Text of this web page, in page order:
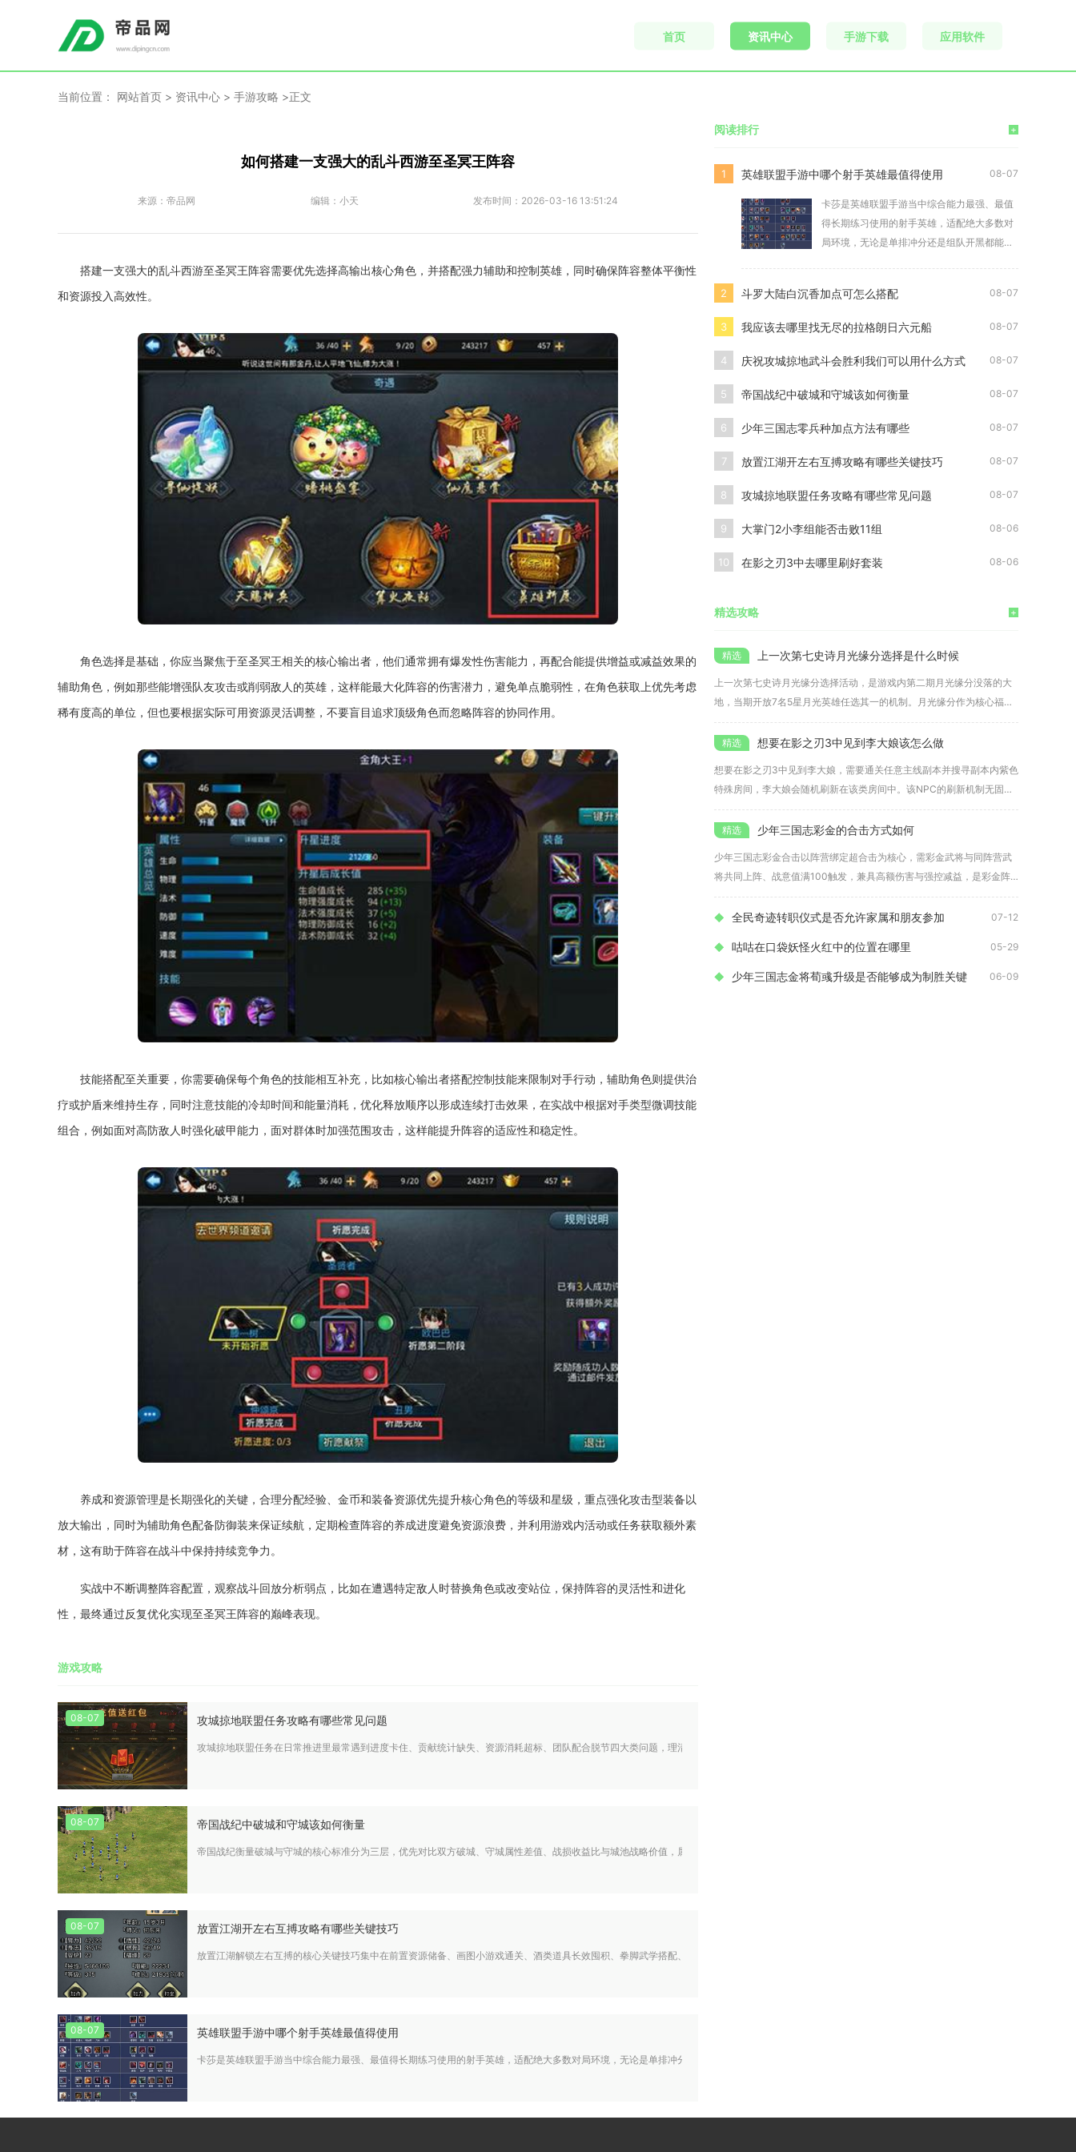
首页 资讯中心 手游下载 应用软件
当前位置： 网站首页 > 资讯中心 > 手游攻略 >正文
如何搭建一支强大的乱斗西游至圣冥王阵容
来源： 帝品网 编辑： 小天 发布时间： 2026-03-16 13:51:24
搭建一支强大的乱斗西游至圣冥王阵容需要优先选择高输出核心角色，并搭配强力辅助和控制英雄，同时确保阵容整体平衡性
和资源投入高效性。
角色选择是基础，你应当聚焦于至圣冥王相关的核心输出者，他们通常拥有爆发性伤害能力，再配合能提供增益或减益效果的
辅助角色，例如那些能增强队友攻击或削弱敌人的英雄，这样能最大化阵容的伤害潜力，避免单点脆弱性，在角色获取上优先考虑
稀有度高的单位，但也要根据实际可用资源灵活调整，不要盲目追求顶级角色而忽略阵容的协同作用。
技能搭配至关重要，你需要确保每个角色的技能相互补充，比如核心输出者搭配控制技能来限制对手行动，辅助角色则提供治
疗或护盾来维持生存，同时注意技能的冷却时间和能量消耗，优化释放顺序以形成连续打击效果，在实战中根据对手类型微调技能
组合，例如面对高防敌人时强化破甲能力，面对群体时加强范围攻击，这样能提升阵容的适应性和稳定性。
养成和资源管理是长期强化的关键，合理分配经验、金币和装备资源优先提升核心角色的等级和星级，重点强化攻击型装备以
放大输出，同时为辅助角色配备防御装来保证续航，定期检查阵容的养成进度避免资源浪费，并利用游戏内活动或任务获取额外素
材，这有助于阵容在战斗中保持持续竞争力。
实战中不断调整阵容配置，观察战斗回放分析弱点，比如在遭遇特定敌人时替换角色或改变站位，保持阵容的灵活性和进化
性，最终通过反复优化实现至圣冥王阵容的巅峰表现。
游戏攻略
08-07 攻城掠地联盟任务攻略有哪些常见问题
攻城掠地联盟任务在日常推进里最常遇到进度卡住、贡献统计缺失、资源消耗超标、团队配合脱节四大类问题，理清各类问题的成因和对应处理方式，就能稳定拿满每日、每周联盟奖励，同时高效积攒联盟
08-07 帝国战纪中破城和守城该如何衡量
帝国战纪衡量破城与守城的核心标准分为三层，优先对比双方破城、守城属性差值、战损收益比与城池战略价值，属性差值决定基础兵力损耗，收益比判断行动是否划算，城池战略定位最终决定主攻或主守
08-07 放置江湖开左右互搏攻略有哪些关键技巧
放置江湖解锁左右互搏的核心关键技巧集中在前置资源储备、画图小游戏通关、酒类道具长效囤积、拳脚武学搭配、天赋升级循环五大维度，全部操作围绕一转通八脉基础门槛展开，每一步资源规划与操作
08-07 英雄联盟手游中哪个射手英雄最值得使用
卡莎是英雄联盟手游当中综合能力最强、最值得长期练习使用的射手英雄，适配绝大多数对局环境，无论是单排冲分还是组队开黑都能稳定发挥作用，对线、中期小规模团战以及后期大规模团战都没有明显
阅读排行 +
1 英雄联盟手游中哪个射手英雄最值得使用 08-07
卡莎是英雄联盟手游当中综合能力最强、最值
得长期练习使用的射手英雄，适配绝大多数对
局环境，无论是单排冲分还是组队开黑都能稳
2 斗罗大陆白沉香加点可怎么搭配 08-07
3 我应该去哪里找无尽的拉格朗日六元船 08-07
4 庆祝攻城掠地武斗会胜利我们可以用什么方式 08-07
5 帝国战纪中破城和守城该如何衡量 08-07
6 少年三国志零兵种加点方法有哪些 08-07
7 放置江湖开左右互搏攻略有哪些关键技巧 08-07
8 攻城掠地联盟任务攻略有哪些常见问题 08-07
9 大掌门2小李组能否击败11组 08-06
10 在影之刃3中去哪里刷好套装 08-06
精选攻略 +
上一次第七史诗月光缘分选择是什么时候
上一次第七史诗月光缘分选择活动，是游戏内第二期月光缘分没落的大
地，当期开放7名5星月光英雄任选其一的机制。月光缘分作为核心福利
机制
想要在影之刃3中见到李大娘该怎么做
想要在影之刃3中见到李大娘，需要通关任意主线副本并搜寻副本内紫色
特殊房间，李大娘会随机刷新在该类房间中。该NPC的刷新机制无固定
关
少年三国志彩金的合击方式如何
少年三国志彩金合击以阵营绑定超合击为核心，需彩金武将与同阵营武
将共同上阵、战意值满100触发，兼具高额伤害与强控减益，是彩金阵
容的
全民奇迹转职仪式是否允许家属和朋友参加 07-12
咕咕在口袋妖怪火红中的位置在哪里 05-29
少年三国志金将荀彧升级是否能够成为制胜关键 06-09